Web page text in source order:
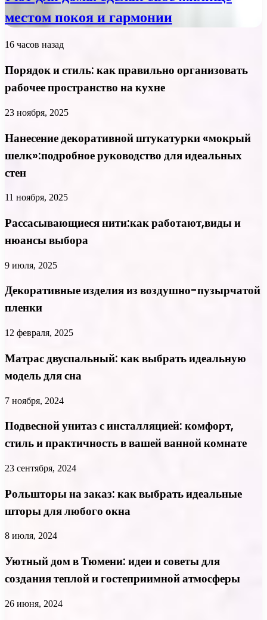
местом покоя и гармонии
16 часов назад
Порядок и стиль: как правильно организовать
рабочее пространство на кухне
23 ноября, 2025
Нанесение декоративной штукатурки «мокрый
шелк»:подробное руководство для идеальных
стен
11 ноября, 2025
Рассасывающиеся нити:как работают,виды и
нюансы выбора
9 июля, 2025
Декоративные изделия из воздушно-пузырчатой
пленки
12 февраля, 2025
Матрас двуспальный: как выбрать идеальную
модель для сна
7 ноября, 2024
Подвесной унитаз с инсталляцией: комфорт,
стиль и практичность в вашей ванной комнате
23 сентября, 2024
Рольшторы на заказ: как выбрать идеальные
шторы для любого окна
8 июля, 2024
Уютный дом в Тюмени: идеи и советы для
создания теплой и гостеприимной атмосферы
26 июня, 2024